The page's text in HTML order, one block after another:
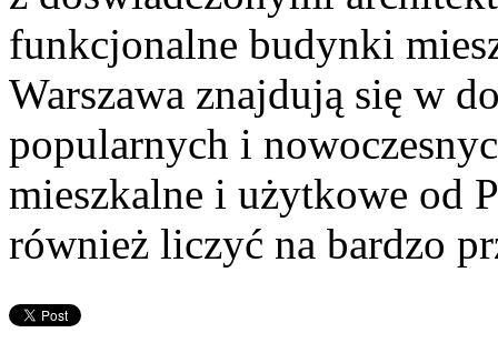
funkcjonalne budynki
Warszawa znajdują się w
popularnych i
mieszkalne i użytkowe od
również liczyć na bardzo